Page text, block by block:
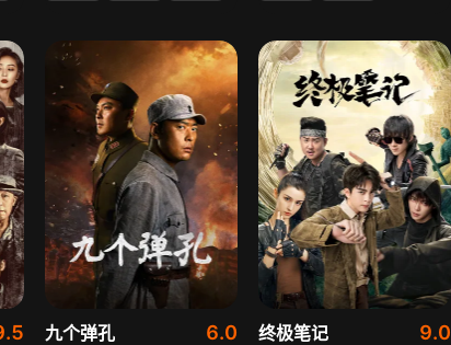
九个弹孔 6.0 终极笔记 9.0